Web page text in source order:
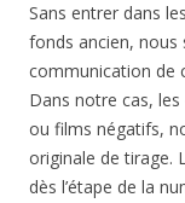
Sans entrer dans
fonds ancien, nous
communication de
Dans notre cas,
ou films négatifs,
originale de tirage.
dès l’étape de la